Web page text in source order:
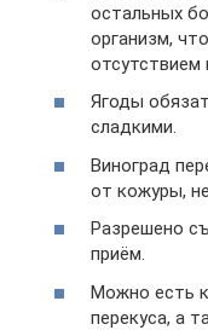
остальных
организм,
отсутствием
Ягоды
сладкими.
Виноград
от кожуры,
Разрешено
приём.
Можно есть
перекуса, а